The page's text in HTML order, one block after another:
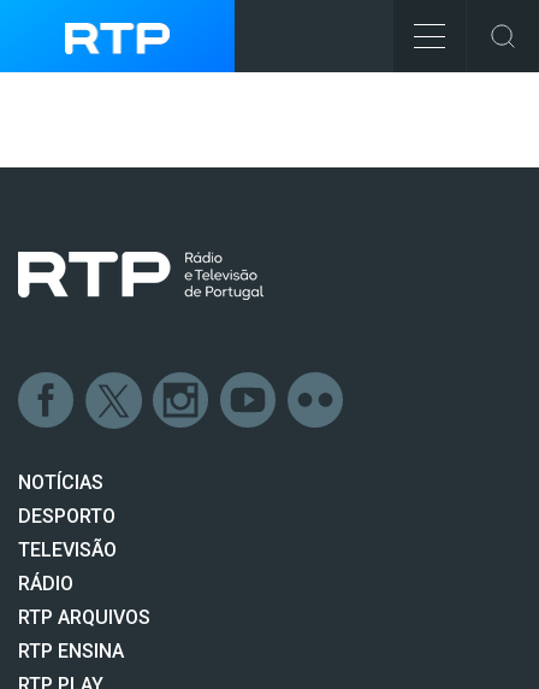
NOTÍCIAS
DESPORTO
TELEVISÃO
RÁDIO
RTP ARQUIVOS
RTP ENSINA